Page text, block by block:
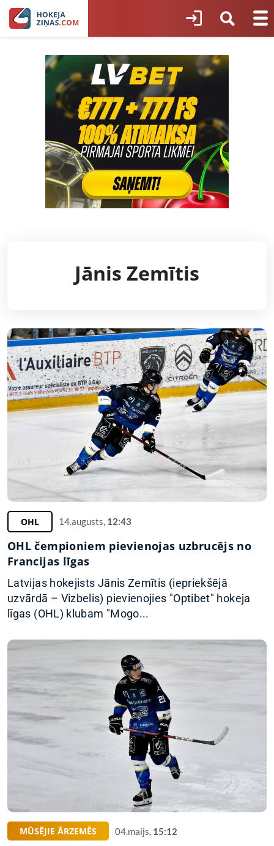
Jānis Zemītis
OHL 14.augusts, 12:43
OHL čempioniem pievienojas uzbrucējs no
Francijas līgas
Latvijas hokejists Jānis Zemītis (iepriekšējā
uzvārdā – Vizbelis) pievienojies "Optibet" hokeja
līgas (OHL) klubam "Mogo...
MŪSĒJIE ĀRZEMĒS 04.maijs, 15:12